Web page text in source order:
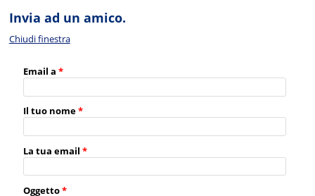
Invia ad un amico.
Chiudi finestra
Email a *
Il tuo nome*
La tua email *
Oggetto*